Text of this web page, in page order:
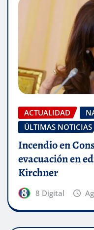
ACTUALIDAD
ÚLTIMAS NOTICIAS
Incendio en
evacuación en
Kirchner
8 Digital